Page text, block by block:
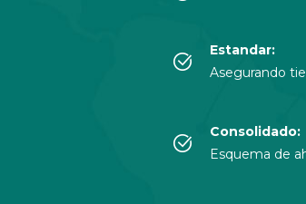
Estandar:
Asegurando
Consolidado:
Esquema de